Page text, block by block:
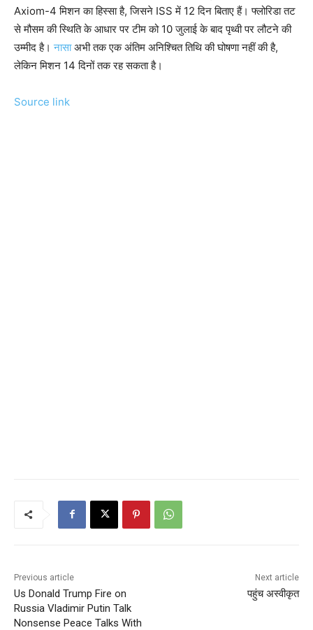
Axiom-4 मिशन का हिस्सा है, जिसने ISS में 12 दिन बिताए हैं। फ्लोरिडा तट
से मौसम की स्थिति के आधार पर टीम को 10 जुलाई के बाद पृथ्वी पर लौटने की
उम्मीद है।नासाअभी तक एक अंतिम अनिश्चित तिथि की घोषणा नहीं की है,
लेकिन मिशन 14 दिनों तक रह सकता है।
Source link
Previous article
Us Donald Trump Fire on
Russia Vladimir Putin Talk
Nonsense Peace Talks With
Next article
पहुंच अस्वीकृत